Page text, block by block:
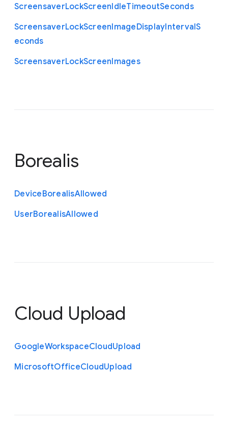
ScreensaverLockScreenIdleTimeoutSeconds
ScreensaverLockScreenImageDisplayIntervalS
econds
ScreensaverLockScreenImages
Borealis
DeviceBorealisAllowed
UserBorealisAllowed
Cloud Upload
GoogleWorkspaceCloudUpload
MicrosoftOfficeCloudUpload